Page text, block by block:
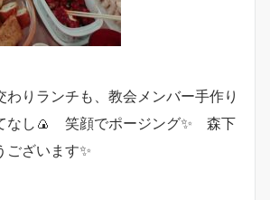
わりランチも、教会メンバー手作り
なし🍙 笑顔でポージング✨ 森下
ございます✨